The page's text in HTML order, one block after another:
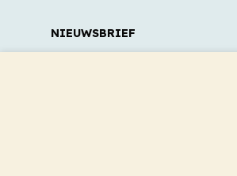
NIEUWSBRIEF